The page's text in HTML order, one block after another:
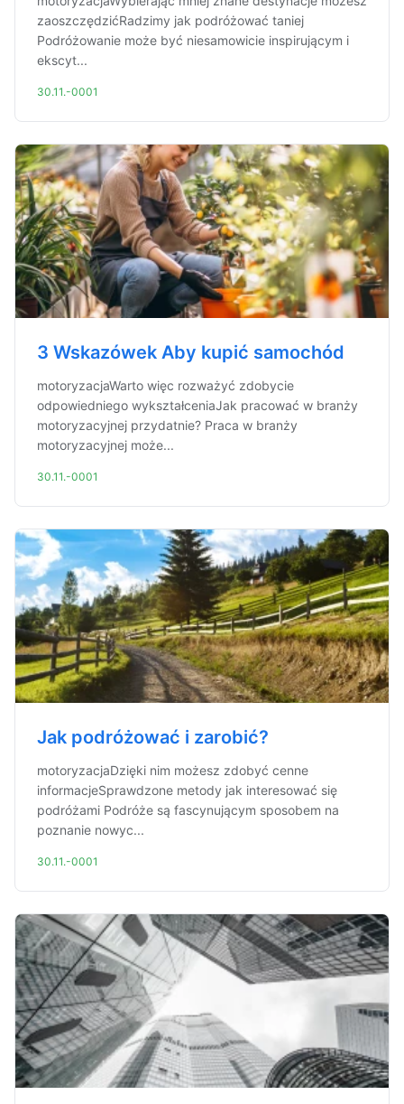
zaoszczędzićRadzimy jak podróżować taniej
Podróżowanie może być niesamowicie inspirującym i
ekscyt...
30.11.-0001
3 Wskazówek Aby kupić samochód
motoryzacjaWarto więc rozważyć zdobycie
odpowiedniego wykształceniaJak pracować w branży
motoryzacyjnej przydatnie? Praca w branży
motoryzacyjnej może...
30.11.-0001
Jak podróżować i zarobić?
motoryzacjaDzięki nim możesz zdobyć cenne
informacjeSprawdzone metody jak interesować się
podróżami Podróże są fascynującym sposobem na
poznanie nowyc...
30.11.-0001